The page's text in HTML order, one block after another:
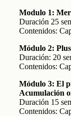
Modulo 1:
Duración 25
Contenidos:
Módulo 2:
Duración: 20
Contenidos:
Módulo 3: El
Acumulación
Duración 15
Contenidos: